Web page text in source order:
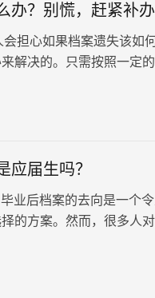
？别慌，赶紧补办
心如果档案遗失该如
解决的。只需按照一定
应届生吗？
业后档案的去向是一个
的方案。然而，很多人